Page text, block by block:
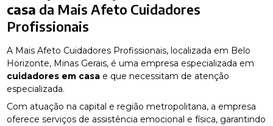
casa da Mais Afeto Cuidadores
Profissionais
A Mais Afeto Cuidadores Profissionais, localizada em Belo
Horizonte, Minas Gerais, é uma empresa especializada em
cuidadores em casa e que necessitam de atenção
especializada.
Com atuação na capital e região metropolitana, a empresa
oferece serviços de assistência emocional e física, garantindo